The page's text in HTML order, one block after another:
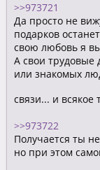
>>973721
Да просто не
подарков
свою любовь я
А свои трудовые
или знакомых
связи... и всякое
>>973722
Получается ты
но при этом